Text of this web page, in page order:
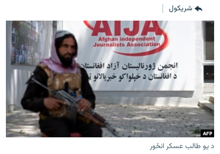
ورتلل
لټون
ته
مراجعه
نړۍ
اونیزې خپرونې
انځوریزه برخه
د کډوالۍ بحران
'کووېډ-۱۹'
اړیکه
دري پاڼه
Azadi English
شريکول
د يو طالب عسکر انځور